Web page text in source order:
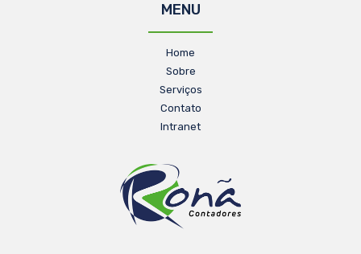
MENU
Home
Sobre
Serviços
Contato
Intranet